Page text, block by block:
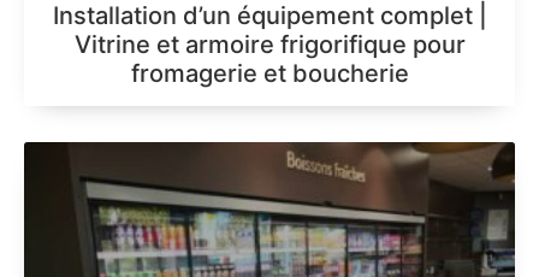
Installation d’un équipement complet |
Vitrine et armoire frigorifique pour
fromagerie et boucherie